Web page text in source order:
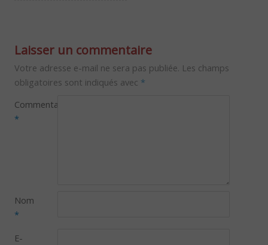
Laisser un commentaire
Votre adresse e-mail ne sera pas publiée. Les champs
obligatoires sont indiqués avec *
Commentaire
*
Nom
*
E-